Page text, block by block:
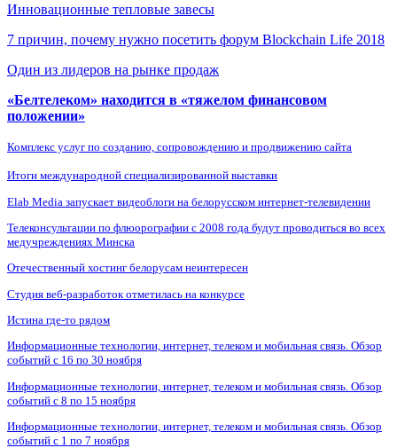
Инновационные тепловые завесы
7 причин, почему нужно посетить форум Blockchain Life 2018
Один из лидеров на рынке продаж
«Белтелеком» находится в «тяжелом финансовом
положении»
Комплекс услуг по созданию, сопровождению и продвижению сайта
Итоги международной специализированной выставки
Elab Media запускает видеоблоги на белорусском интернет-телевидении
Телеконсультации по флюорографии с 2008 года будут проводиться во всех
медучреждениях Минска
Отечественный хостинг белорусам неинтересен
Студия веб-разработок отметилась на конкурсе
Истина где-то рядом
Информационные технологии, интернет, телеком и мобильная связь. Обзор
событий с 16 по 30 ноября
Информационные технологии, интернет, телеком и мобильная связь. Обзор
событий с 8 по 15 ноября
Информационные технологии, интернет, телеком и мобильная связь. Обзор
событий с 1 по 7 ноября